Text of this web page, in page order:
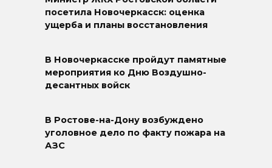
посетила Новочеркасск: оценка
ущерба и планы восстановления
В Новочеркасске пройдут памятные
мероприятия ко Дню Воздушно-
десантных войск
В Ростове-на-Дону возбуждено
уголовное дело по факту пожара на
АЗС